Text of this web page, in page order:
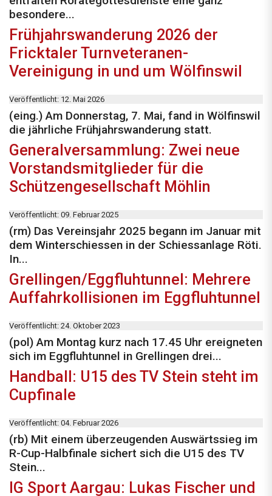
besondere...
Frühjahrswanderung 2026 der
Fricktaler Turnveteranen-
Vereinigung in und um Wölfinswil
Veröffentlicht: 12. Mai 2026
(eing.) Am Donnerstag, 7. Mai, fand in Wölfinswil
die jährliche Frühjahrswanderung statt.
Generalversammlung: Zwei neue
Vorstandsmitglieder für die
Schützengesellschaft Möhlin
Veröffentlicht: 09. Februar 2025
(rm) Das Vereinsjahr 2025 begann im Januar mit
dem Winterschiessen in der Schiessanlage Röti.
In...
Grellingen/Eggfluhtunnel: Mehrere
Auffahrkollisionen im Eggfluhtunnel
Veröffentlicht: 24. Oktober 2023
(pol) Am Montag kurz nach 17.45 Uhr ereigneten
sich im Eggfluhtunnel in Grellingen drei...
Handball: U15 des TV Stein steht im
Cupfinale
Veröffentlicht: 04. Februar 2026
(rb) Mit einem überzeugenden Auswärtssieg im
R-Cup-Halbfinale sichert sich die U15 des TV
Stein...
IG Sport Aargau: Lukas Fischer und